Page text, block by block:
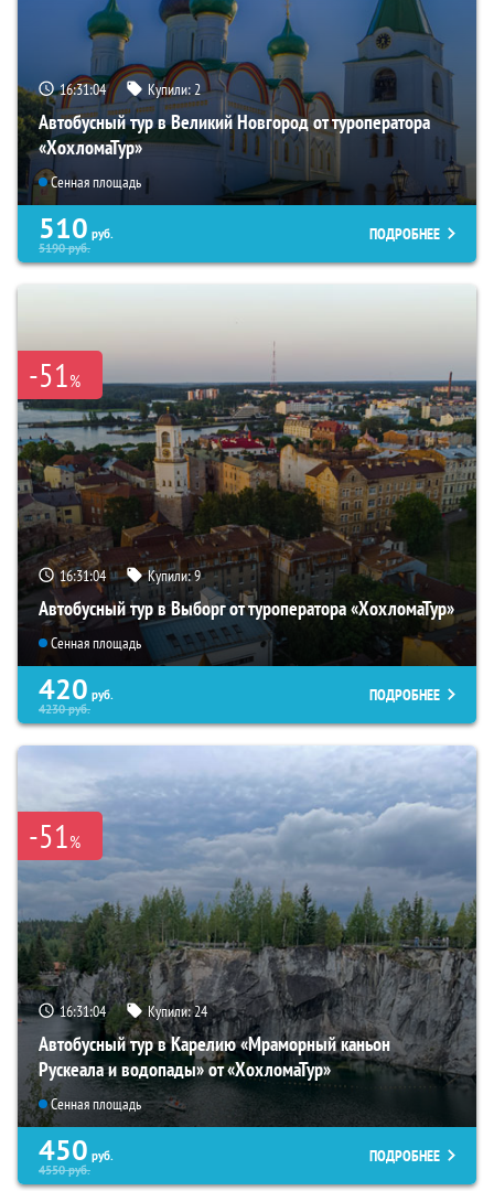
16:31:03 Купили:2
Автобусный тур в Великий Новгород от туроператора
«ХохломаТур»
Сенная площадь
510 руб.
5190руб.
ПОДРОБНЕЕ
-51%
16:31:03 Купили:9
Автобусный тур в Выборг от туроператора «ХохломаТур»
Сенная площадь
420 руб.
4230руб.
ПОДРОБНЕЕ
-51%
16:31:03 Купили:24
Автобусный тур в Карелию «Мраморный каньон
Рускеала и водопады» от «ХохломаТур»
Сенная площадь
450 руб.
4550руб.
ПОДРОБНЕЕ